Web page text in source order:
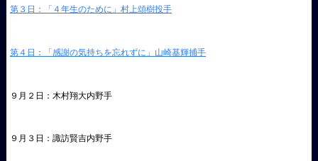
第３日：「４年生のために」村上頌樹投手
第４日：「感謝の気持ちを忘れずに」山崎基輝捕手
９月２日：木村翔大内野手
９月３日：諏訪賢吉内野手